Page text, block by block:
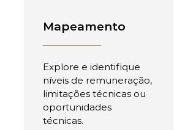
Mapeamento
Explore e identifique
níveis de remuneração,
limitações técnicas ou
oportunidades
técnicas.